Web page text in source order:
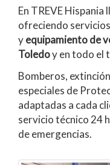
En TREVE
ofreciendo
yequipamiento de
Toledoy en todo el
Bomberos,
especiales de
adaptadas a cada
servicio técnico 24
de emergencias.